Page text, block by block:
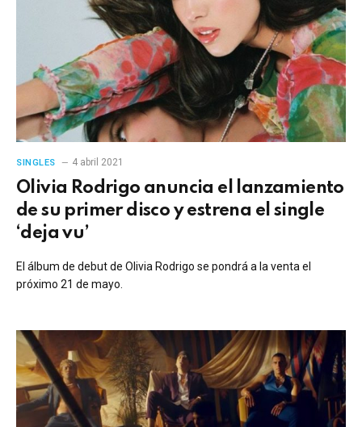
SINGLES 4 abril 2021
Olivia Rodrigo anuncia el lanzamiento
de su primer disco y estrena el single
‘deja vu’
El álbum de debut de Olivia Rodrigo se pondrá a la venta el
próximo 21 de mayo.